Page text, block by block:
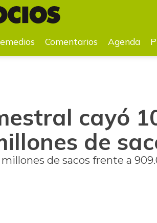
Comentarios Agenda
cayó
de
de sacos frente a